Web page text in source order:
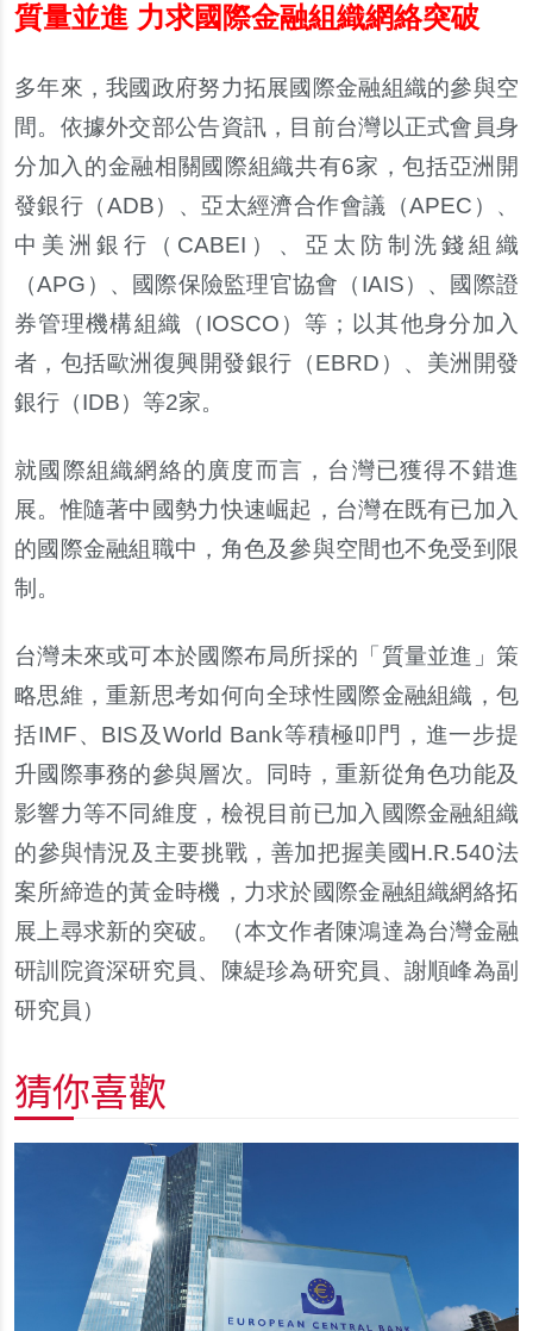
質量並進 力求國際金融組織網絡突破
多年來，我國政府努力拓展國際金融組織的參與空
間。依據外交部公告資訊，目前台灣以正式會員身
分加入的金融相關國際組織共有6家，包括亞洲開
發銀行（ADB）、亞太經濟合作會議（APEC ）、
中美洲銀行（ CABEI ）、亞太防制洗錢組織
（APG ）、國際保險監理官協會（ IAIS）、國際證
券管理機構組織（ IOSCO ）等；以其他身分加入
者，包括歐洲復興開發銀行（EBRD ）、美洲開發
銀行（IDB）等2家。
就國際組織網絡的廣度而言，台灣已獲得不錯進
展。惟隨著中國勢力快速崛起，台灣在既有已加入
的國際金融組職中，角色及參與空間也不免受到限
制。
台灣未來或可本於國際布局所採的「質量並進」策
略思維，重新思考如何向全球性國際金融組織，包
括IMF、 BIS及World Bank等積極叩門，進一步提
升國際事務的參與層次。同時，重新從角色功能及
影響力等不同維度，檢視目前已加入國際金融組織
的參與情況及主要挑戰，善加把握美國H.R.540法
案所締造的黃金時機，力求於國際金融組織網絡拓
展上尋求新的突破。
（本文作者陳鴻達為台灣金融
研訓院資深研究員、陳緹珍為研究員、謝順峰為副
研究員）
猜你喜歡